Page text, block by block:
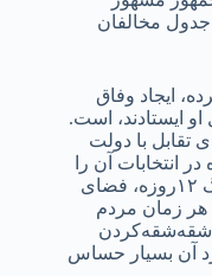
جدول مخالفان
ایجاد وفاق
ایستادند، است.
تقابل با دولت
آن را
می‌خواهد؛ آن‌هم در شرایطی که بعد از جنگ ۱۲‌روزه، فضای
زمان ‌مردم
شقه‌شقه‌کردن
آن بسیار حساس